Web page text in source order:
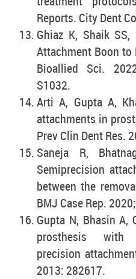
Reports. City Dent
Ghiaz K, Shaik
Attachment Boon
Bioallied Sci.
S1032.
Arti A, Gupta A,
attachments in
Prev Clin Dent Res.
Saneja R,
Semiprecision
between the
BMJ Case Rep.
Gupta N, Bhasin A,
prosthesis with
precision
2013: 282617.